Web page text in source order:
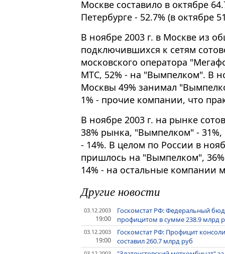
Москве составило в октябре
Петербурге - 52.7% (в октябре
В ноябре 2003 г. в Москве из
подключившихся к сетям
московского оператора
МТС, 52% - на "Вымпелком". В
Москвы 49% занимал
1% - прочие компании, что
В ноябре 2003 г. на рынке
38% рынка, "Вымпелком" -
- 14%. В целом по России в
пришлось на "Вымпелком",
14% - на остальные компании
Другие новости
03.12.2003
19:00
Госкомстат РФ: Федеральный
профицитом в сумме 238.9 млрд
03.12.2003
19:00
Госкомстат РФ: Профицит
составил 260.7 млрд руб